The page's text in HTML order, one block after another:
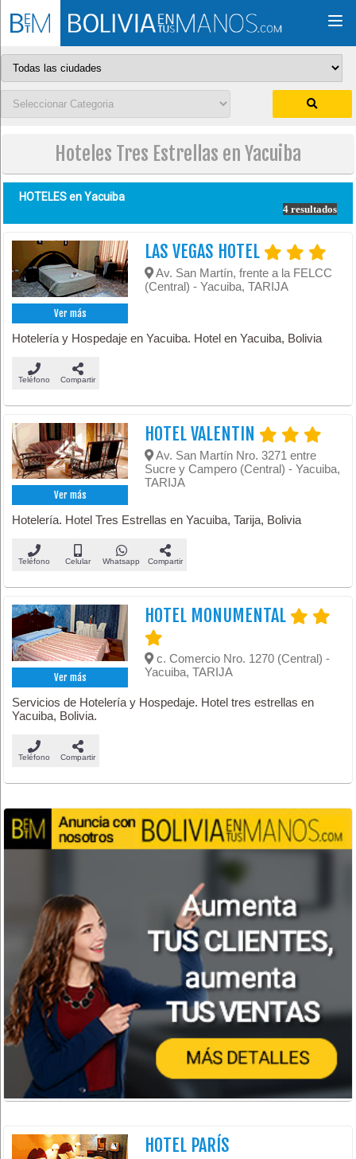
Hoteles Tres Estrellas en Yacuiba
HOTELES enYacuiba
4 resultados
Ver más
LAS VEGAS HOTEL
Av. San Martín, frente a la FELCC
(Central) - Yacuiba, TARIJA
Hotelería y Hospedaje en Yacuiba. Hotel en Yacuiba, Bolivia
Teléfono Compartir
Ver más
HOTEL VALENTIN
Av. San Martín Nro. 3271 entre
Sucre y Campero (Central) - Yacuiba,
TARIJA
Hotelería. Hotel Tres Estrellas en Yacuiba, Tarija, Bolivia
Teléfono Celular Whatsapp Compartir
Ver más
HOTEL MONUMENTAL
c. Comercio Nro. 1270 (Central) -
Yacuiba, TARIJA
Servicios de Hotelería y Hospedaje. Hotel tres estrellas en
Yacuiba, Bolivia.
Teléfono Compartir
HOTEL PARÍS